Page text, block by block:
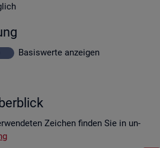
Ba­sis­wer­te an­zei­gen
Zei­chen fin­den Sie in un­